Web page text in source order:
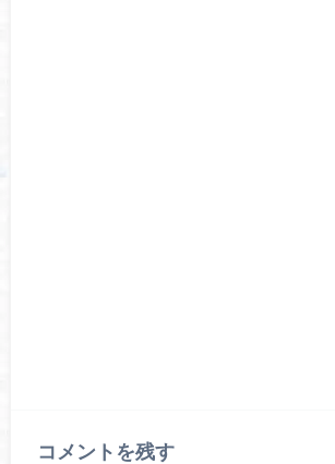
コメントを残す